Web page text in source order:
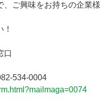
ご興味をお持ちの企業様
口
534-0004